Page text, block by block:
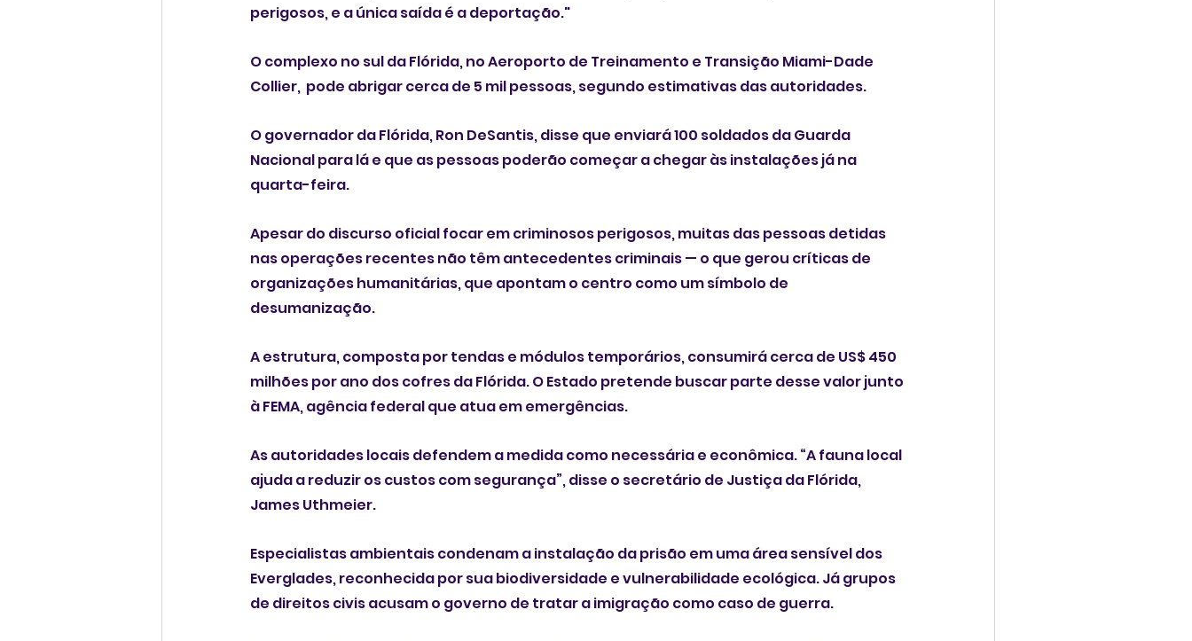
perigosos, e a única saída é a deportação."
O complexo no sul da Flórida, no Aeroporto de Treinamento e Transição Miami-Dade
Collier,  pode abrigar cerca de 5 mil pessoas, segundo estimativas das autoridades.
O governador da Flórida, Ron DeSantis, disse que enviará 100 soldados da Guarda
Nacional para lá e que as pessoas poderão começar a chegar às instalações já na
quarta-feira.
Apesar do discurso oficial focar em criminosos perigosos, muitas das pessoas detidas
nas operações recentes não têm antecedentes criminais — o que gerou críticas de
organizações humanitárias, que apontam o centro como um símbolo de
desumanização.
A estrutura, composta por tendas e módulos temporários, consumirá cerca de US$ 450
milhões por ano dos cofres da Flórida. O Estado pretende buscar parte desse valor junto
à FEMA, agência federal que atua em emergências.
As autoridades locais defendem a medida como necessária e econômica. “A fauna local
ajuda a reduzir os custos com segurança”, disse o secretário de Justiça da Flórida,
James Uthmeier.
Especialistas ambientais condenam a instalação da prisão em uma área sensível dos
Everglades, reconhecida por sua biodiversidade e vulnerabilidade ecológica. Já grupos
de direitos civis acusam o governo de tratar a imigração como caso de guerra.